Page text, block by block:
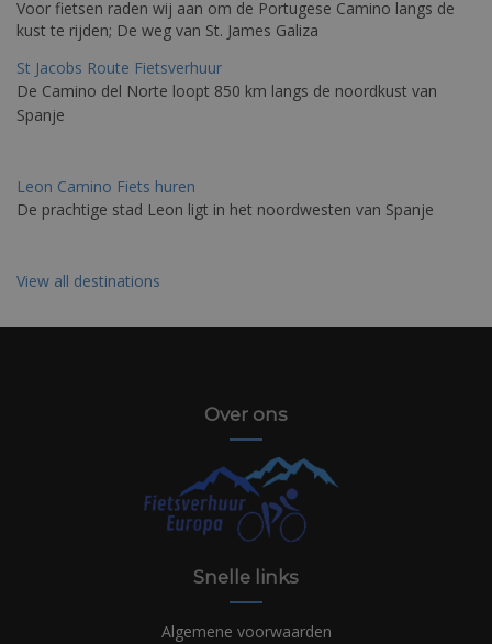
Voor fietsen raden wij aan om de Portugese Camino langs de
kust te rijden; De weg van St. James Galiza
St Jacobs Route Fietsverhuur
De Camino del Norte loopt 850 km langs de noordkust van
Spanje
Leon Camino Fiets huren
De prachtige stad Leon ligt in het noordwesten van Spanje
View all destinations
Over ons
Snelle links
Algemene voorwaarden